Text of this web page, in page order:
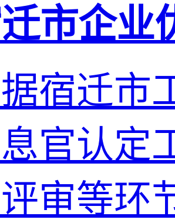
市企业
宿迁市
官认定
审等环